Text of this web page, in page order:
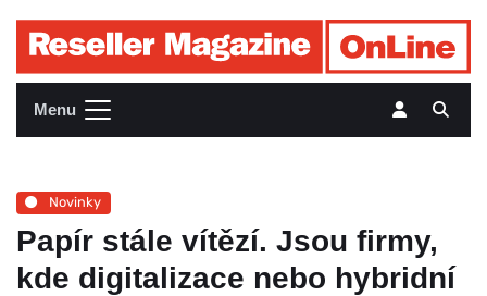
Menu
Novinky
Papír stále vítězí. Jsou firmy,
kde digitalizace nebo hybridní